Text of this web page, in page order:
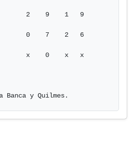
2    9    1   9
0    7    2   6
x    0    x   x